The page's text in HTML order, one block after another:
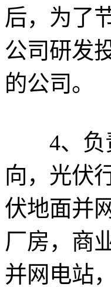
后，为了
公司研发
的公司。
4、负责
向，光伏
伏地面并
厂房，商
并网电站